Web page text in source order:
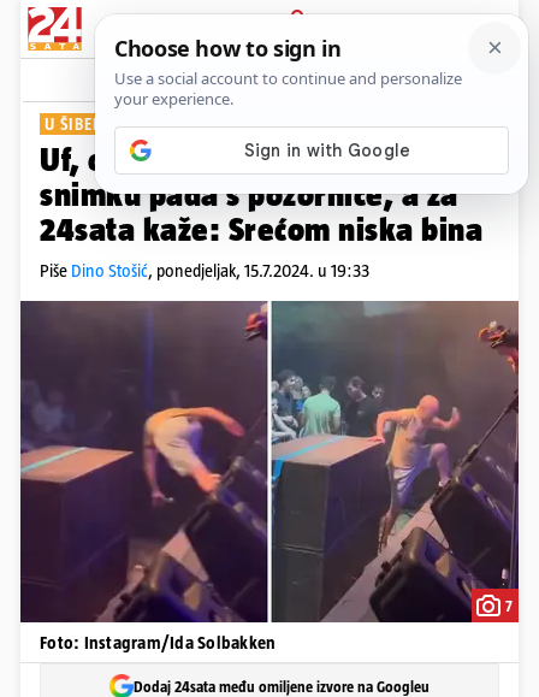
PRIJAVA
Show Komentari
U ŠIBENIKU
Uf, ovo boli! Mile Kekin objavio
snimku pada s pozornice, a za
24sata kaže: Srećom niska bina
Piše Dino Stošić, ponedjeljak, 15.7.2024. u 19:33
7
Foto: Instagram/Ida Solbakken
Dodaj 24sata među omiljene izvore na Googleu